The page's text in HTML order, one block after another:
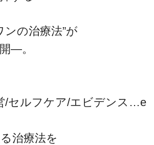
ンの治療法”が
―。
/セルフケア/エビデンス…e
治療法を